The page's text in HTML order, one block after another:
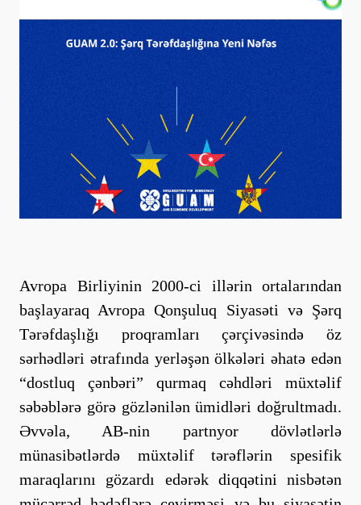
Avropa Birliyinin 2000-ci illərin ortalarından
başlayaraq Avropa Qonşuluq Siyasəti və Şərq
Tərəfdaşlığı proqramları çərçivəsində öz
sərhədləri ətrafında yerləşən ölkələri əhatə edən
“dostluq çənbəri” qurmaq cəhdləri müxtəlif
səbəblərə görə gözlənilən ümidləri doğrultmadı.
Əvvəla, AB-nin partnyor dövlətlərlə
münasibətlərdə müxtəlif tərəflərin spesifik
maraqlarını gözardı edərək diqqətini nisbətən